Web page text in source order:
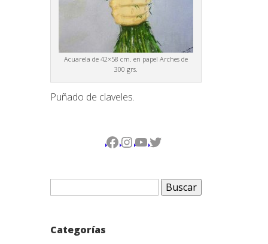
Acuarela de 42×58 cm. en papel Arches de
300 grs.
Puñado de claveles.
Facebook
Instagram
YouTube
Twitter
Buscar:
Categorías